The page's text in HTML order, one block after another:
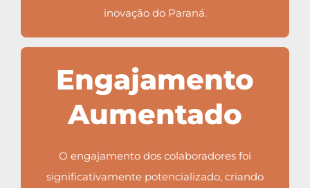
inovação do Paraná.
Engajamento
Aumentado
O engajamento dos colaboradores foi
significativamente potencializado, criando